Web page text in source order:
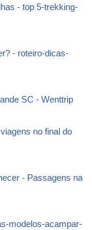
- top 5-trekking-
- roteiro-dicas-
SC - Wenttrip
no final do
- Passagens na
modelos-acampar-